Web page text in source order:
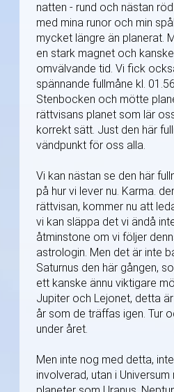
natten - rund och nästan
med mina runor och min
mycket längre än planerat.
en stark magnet och
omvälvande tid. Vi fick
spännande fullmåne kl.
Stenbocken och mötte
rättvisans planet som lär
korrekt sätt. Just den här
vändpunkt för oss alla.
Vi kan nästan se den här
på hur vi lever nu. Karma.
rättvisan, kommer nu att
vi kan släppa det vi ändå
åtminstone om vi följer
astrologin. Men det är inte
Saturnus den här gången,
ett kanske ännu viktigare
Jupiter och Lejonet, detta
år som de träffas igen. Tur
under året.
Men inte nog med detta,
involverad, utan i